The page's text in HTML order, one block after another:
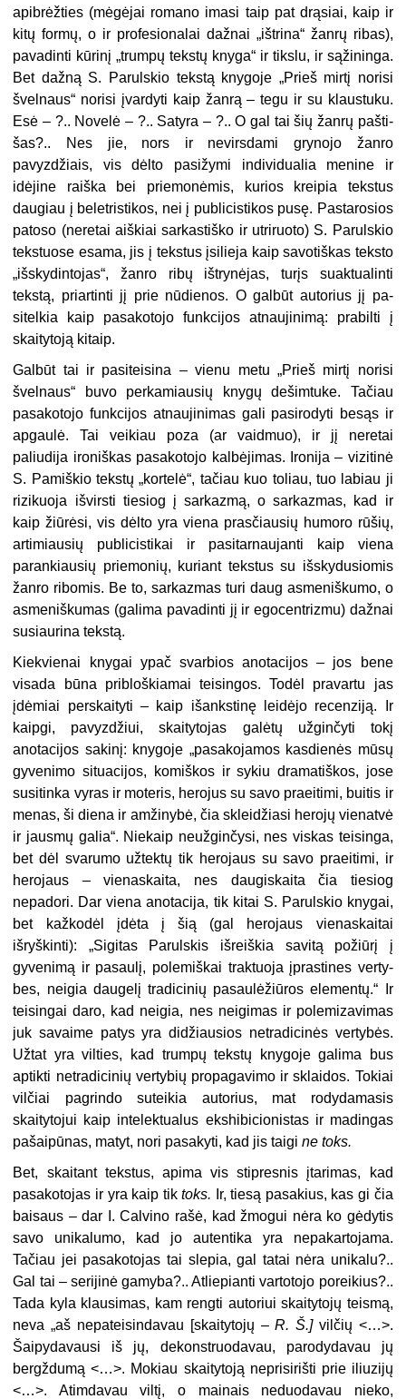
apibrėžties (mėgėjai romano imasi taip pat drąsiai, kaip ir
kitų formų, o ir profesionalai dažnai „ištrina“ žanrų ribas),
pavadinti kūrinį „trumpų tekstų knyga“ ir tikslu, ir sąžininga.
Bet dažną S. Parulskio teks­tą knygoje „Prieš mirtį norisi
švel­naus“ norisi įvardyti kaip žanrą – tegu ir su klaustuku.
Esė – ?.. Novelė – ?.. Satyra – ?.. O gal tai šių žanrų pašti­
šas?.. Nes jie, nors ir nevirsdami gry­nojo žanro
pavyzdžiais, vis dėlto pasi­žymi individualia menine ir
idėjine raiška bei priemonėmis, kurios kreipia tekstus
daugiau į beletristikos, nei į publicistikos pusę. Pastarosios
patoso (neretai aiškiai sarkastiško ir utriruoto) S. Parulskio
tekstuose esama, jis į tekstus įsilieja kaip savotiškas teksto
„išskydintojas“, žanro ribų ištrynėjas, turįs suaktualinti
tekstą, priartinti jį prie nūdienos. O galbūt autorius jį pa­
sitelkia kaip pasakotojo funkcijos at­naujinimą: prabilti į
skaitytoją kitaip.
Galbūt tai ir pasiteisina – vienu metu „Prieš mirtį norisi
švelnaus“ buvo perkamiausių knygų dešimtuke. Tačiau
pasakotojo funkcijos atnaujinimas gali pasirodyti besąs ir
apgaulė. Tai veikiau poza (ar vaidmuo), ir jį ne­retai
paliudija ironiškas pasakotojo kalbėjimas. Ironija – vizitinė
S. Pa­miškio tekstų „kortelė“, tačiau kuo to­liau, tuo labiau ji
rizikuoja išvirsti tiesiog į sarkazmą, o sarkazmas, kad ir
kaip žiūrėsi, vis dėlto yra viena pras­čiausių humoro rūšių,
artimiausių pub­licistikai ir pasitarnaujanti kaip viena
parankiausių priemonių, kuriant teks­tus su išskydusiomis
žanro ribomis. Be to, sarkazmas turi daug asmeniškumo, o
asmeniškumas (galima pavadinti jį ir egocentrizmu) dažnai
susiaurina tekstą.
Kiekvienai knygai ypač svarbios anotacijos – jos bene
visada būna pri­bloškiamai teisingos. Todėl pravartu jas
įdėmiai perskaityti – kaip išanks­tinę leidėjo recenziją. Ir
kaipgi, pavyz­džiui, skaitytojas galėtų užginčyti tokį
anotacijos sakinį: knygoje „pasakoja­mos kasdienės mūsų
gyvenimo situaci­jos, komiškos ir sykiu dramatiškos, jose
susitinka vyras ir moteris, herojus su savo praeitimi, buitis ir
menas, ši diena ir amžinybė, čia skleidžiasi hero­jų vienatvė
ir jausmų galia“. Niekaip neužginčysi, nes viskas teisinga,
bet dėl svarumo užtektų tik herojaus su savo praeitimi, ir
herojaus – viena­skaita, nes daugiskaita čia tiesiog
nepadori. Dar viena anotacija, tik kitai S. Parulskio knygai,
bet kažkodėl įdėta į šią (gal herojaus vienaskaitai
išryškinti): „Sigitas Parulskis išreiškia savitą požiūrį į
gyvenimą ir pasaulį, polemiškai traktuoja įprastines verty­
bes, neigia daugelį tradicinių pasau­lėžiūros elementų.“ Ir
teisingai daro, kad neigia, nes neigimas ir polemizavimas
juk savaime patys yra didžiau­sios netradicinės vertybės.
Užtat yra vilties, kad trumpų tekstų knygoje ga­lima bus
aptikti netradicinių vertybių propagavimo ir sklaidos. Tokiai
vilčiai pagrindo suteikia autorius, mat rody­damasis
skaitytojui kaip intelektualus ekshibicionistas ir madingas
pašaipū­nas, matyt, nori pasakyti, kad jis taigine toks.
Bet, skaitant tekstus, apima vis stipresnis įtarimas, kad
pasakotojas ir yra kaip tiktoks. Ir, tiesą pasakius, kas gi čia
baisaus – dar I. Calvino rašė, kad žmogui nėra ko gėdytis
savo uni­kalumo, kad jo autentika yra nepakar­tojama.
Tačiau jei pasakotojas tai sle­pia, gal tatai nėra unikalu?..
Gal tai – serijinė gamyba?.. Atliepianti vartoto­jo poreikius?..
Tada kyla klausimas, kam rengti autoriui skaitytojų teismą,
neva „aš nepateisindavau [skaitytojų –R. Š.]vilčių <…>.
Šaipydavausi iš jų, dekonstruodavau, parodydavau jų
bergždumą <…>. Mokiau skaitytoją neprisirišti prie iliuzijų
<…>. Atimdavau viltį, o mainais neduodavau nieko,